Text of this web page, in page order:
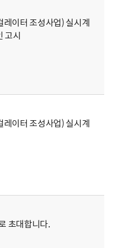
이터 조성사업) 실시계
고시
이터 조성사업) 실시계
초대합니다.